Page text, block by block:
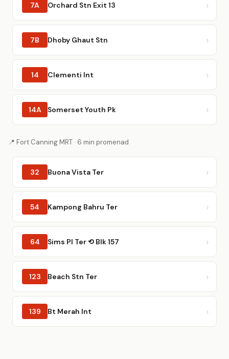
7A Orchard Stn Exit 13
7B Dhoby Ghaut Stn
14 Clementi Int
14A Somerset Youth Pk
📍 Fort Canning MRT · 6 min promenad
32 Buona Vista Ter
54 Kampong Bahru Ter
64 Sims Pl Ter ⟲ Blk 157
123 Beach Stn Ter
139 Bt Merah Int